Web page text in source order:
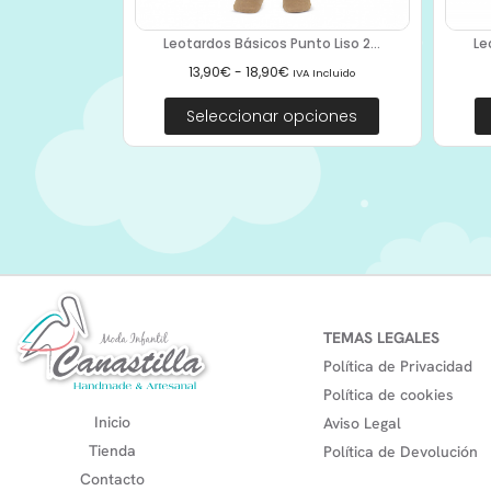
Leotardos Básicos Punto Liso 2...
13,90€ - 18,90€ IVA Incluido
Seleccionar opciones
Inicio
Tienda
Contacto
TEMAS LEGALES
Política de Privacidad
Política de cookies
Aviso Legal
Política de Devolución